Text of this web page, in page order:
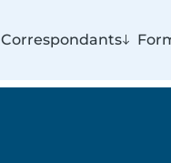
Correspondants